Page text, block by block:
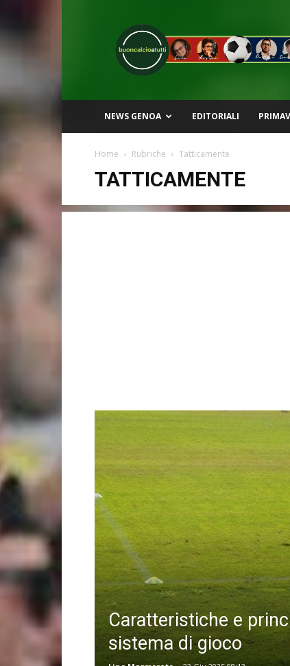
Buon
Calcio
a
Tutti
NEWS GENOA EDITORIALI
Home Rubriche Tatticamente
TATTICAMENTE
Caratteristiche e
sistema di gioco